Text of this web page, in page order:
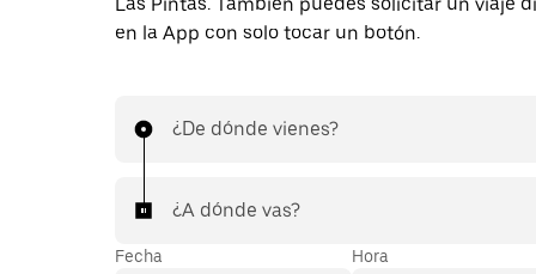
en la App con solo tocar un botón.
¿De dónde vienes?
¿A dónde vas?
Fecha Hora